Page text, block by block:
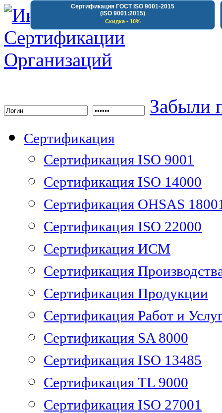
Сертификация ГОСТ ISO 9001-2015
(ISO 9001:2015)
Скидка - 10%
Забыли
Сертификация
Сертификация ISO 9001
Сертификация ISO 14000
Сертификация OHSAS
Сертификация ISO 22000
Сертификация ИСМ
Сертификация
Сертификация Продукции
Сертификация Работ и
Сертификация SA 8000
Сертификация ISO 13485
Сертификация TL 9000
Сертификация ISO 27001